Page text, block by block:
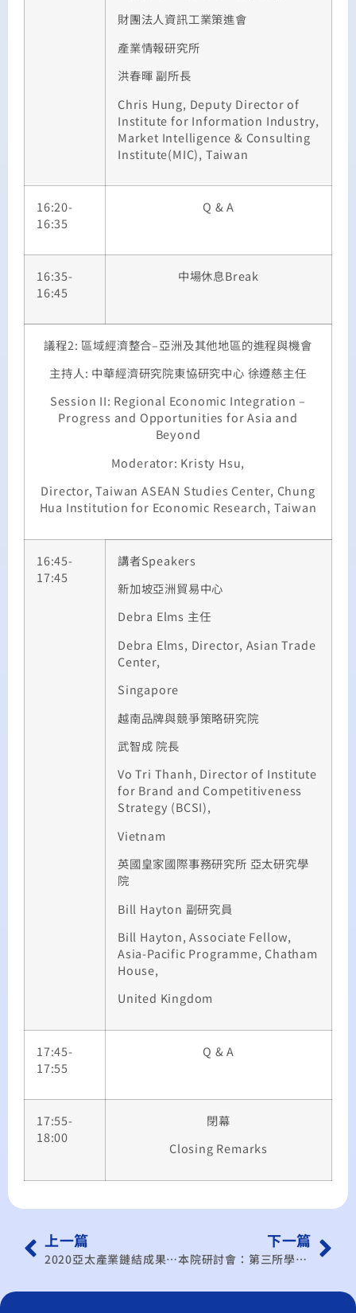
財團法人資訊工業策進會
產業情報研究所
洪春暉 副所長
Chris Hung, Deputy Director of
Institute for Information Industry,
Market Intelligence & Consulting
Institute(MIC), Taiwan
16:20-
16:35
Q & A
16:35-
16:45
中場休息Break
議程2: 區域經濟整合–亞洲及其他地區的進程與機會
主持人: 中華經濟研究院東協研究中心 徐遵慈主任
Session II: Regional Economic Integration –
Progress and Opportunities for Asia and
Beyond
Moderator: Kristy Hsu,
Director, Taiwan ASEAN Studies Center, Chung
Hua Institution for Economic Research, Taiwan
16:45-
17:45
講者Speakers
新加坡亞洲貿易中心
Debra Elms 主任
Debra Elms, Director, Asian Trade
Center,
Singapore
越南品牌與競爭策略研究院
武智成 院長
Vo Tri Thanh, Director of Institute
for Brand and Competitiveness
Strategy (BCSI),
Vietnam
英國皇家國際事務研究所 亞太研究學
院
Bill Hayton 副研究員
Bill Hayton, Associate Fellow,
Asia-Pacific Programme, Chatham
House,
United Kingdom
17:45-
17:55
Q & A
17:55-
18:00
閉幕
Closing Remarks
上一篇
2020亞太產業鏈結成果論壇-後疫情時代 共創亞太產業新局
下一篇
本院研討會：第三所學術研討會